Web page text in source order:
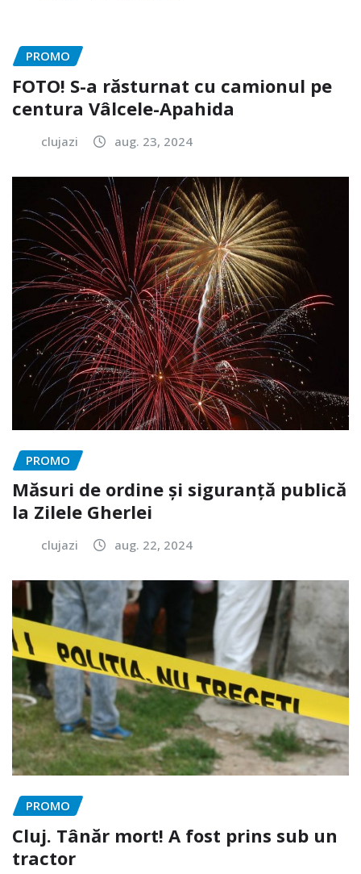
PROMO
FOTO! S-a răsturnat cu camionul pe
centura Vâlcele-Apahida
clujazi aug. 23, 2024
PROMO
Măsuri de ordine și siguranță publică
la Zilele Gherlei
clujazi aug. 22, 2024
PROMO
Cluj. Tânăr mort! A fost prins sub un
tractor